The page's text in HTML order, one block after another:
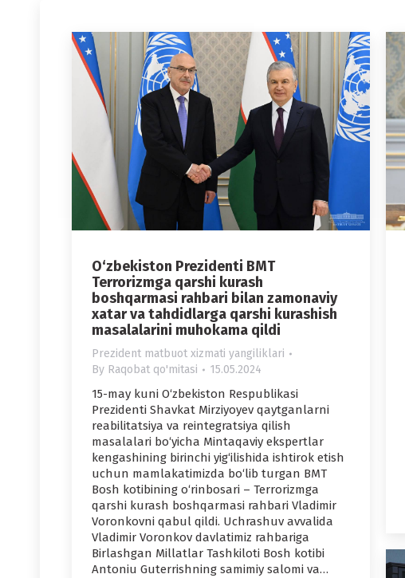
O‘zbekiston Prezidenti BMT
Terrorizmga qarshi kurash
boshqarmasi rahbari bilan zamonaviy
xatar va tahdidlarga qarshi kurashish
masalalarini muhokama qildi
Prezident matbuot xizmati yangiliklari
By Raqobat qo'mitasi 15.05.2024
15-may kuni O‘zbekiston Respublikasi
Prezidenti Shavkat Mirziyoyev qaytganlarni
reabilitatsiya va reintegratsiya qilish
masalalari bo‘yicha Mintaqaviy ekspertlar
kengashining birinchi yig‘ilishida ishtirok etish
uchun mamlakatimizda bo‘lib turgan BMT
Bosh kotibining o‘rinbosari – Terrorizmga
qarshi kurash boshqarmasi rahbari Vladimir
Voronkovni qabul qildi. Uchrashuv avvalida
Vladimir Voronkov davlatimiz rahbariga
Birlashgan Millatlar Tashkiloti Bosh kotibi
Antoniu Guterrishning samimiy salomi va…